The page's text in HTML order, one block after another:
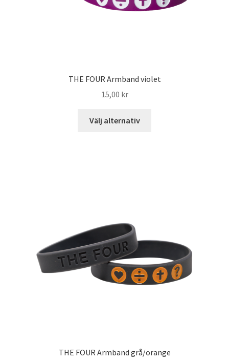
THE FOUR Armband violet
15,00 kr
Välj alternativ
THE FOUR Armband grå/orange